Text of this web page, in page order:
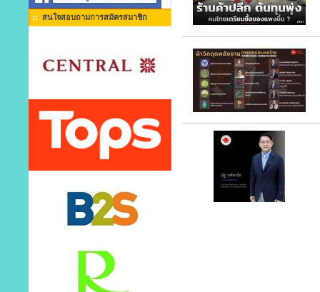
สนใจสอบถามการสมัครสมาชิก